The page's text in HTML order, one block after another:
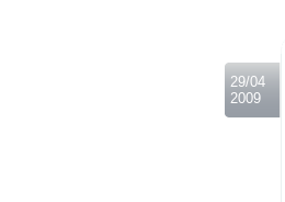
29/04
2009